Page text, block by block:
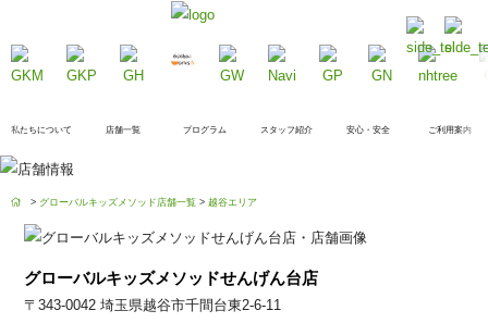
私たちについて 店舗一覧 プログラム スタッフ紹介 安心・安全 ご利用案内
> グローバルキッズメソッド店舗一覧> 越谷エリア
グローバルキッズメソッドせんげん台店
〒343-0042 埼玉県越谷市千間台東2-6-11